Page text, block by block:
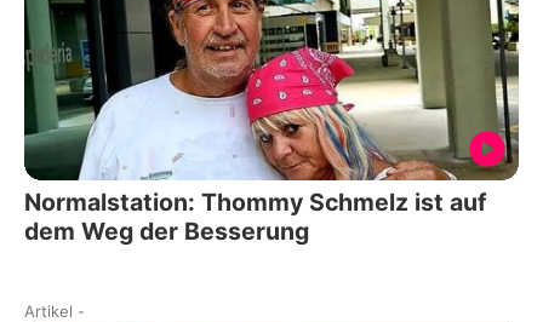
Normalstation: Thommy Schmelz ist auf
dem Weg der Besserung
Artikel -